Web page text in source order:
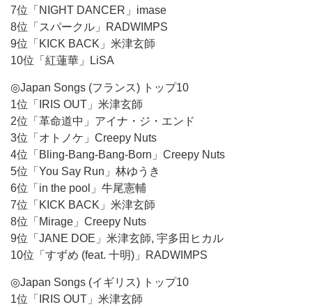
7位「NIGHT DANCER」imase
8位「スパークル」RADWIMPS
9位「KICK BACK」米津玄師
10位「紅蓮華」LiSA
◎Japan Songs (フランス) トップ10
1位「IRIS OUT」米津玄師
2位「革命道中」アイナ・ジ・エンド
3位「オトノケ」Creepy Nuts
4位「Bling-Bang-Bang-Born」Creepy Nuts
5位「You Say Run」林ゆうき
6位「in the pool」牛尾憲輔
7位「KICK BACK」米津玄師
8位「Mirage」Creepy Nuts
9位「JANE DOE」米津玄師, 宇多田ヒカル
10位「すずめ (feat. 十明)」RADWIMPS
◎Japan Songs (イギリス) トップ10
1位「IRIS OUT」米津玄師